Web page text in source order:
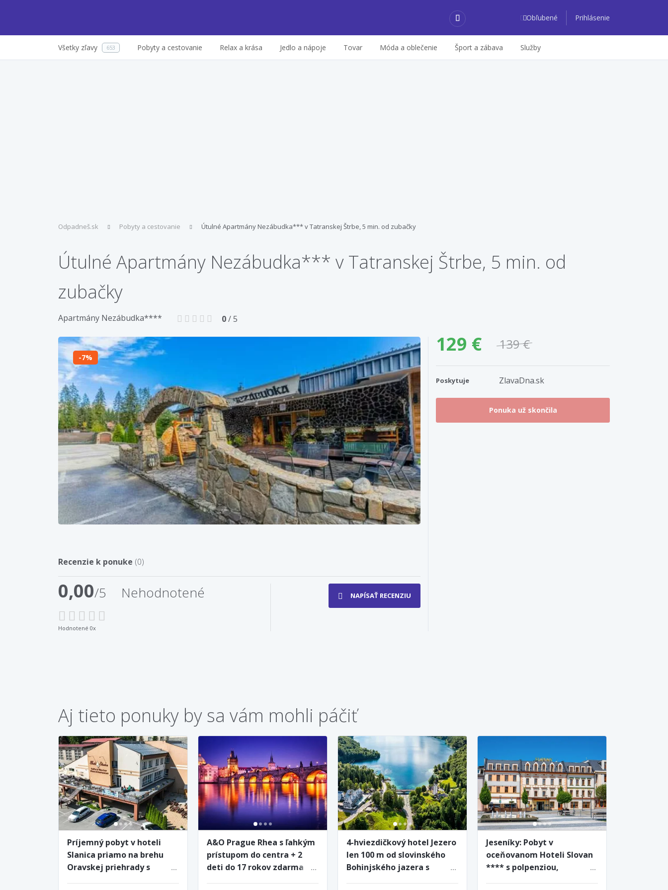
Obľubené Prihlásenie
Všetky zľavy 653 Pobyty a cestovanie Relax a krása Jedlo a nápoje Tovar Móda a oblečenie Šport a zábava Služby
Odpadneš.sk Pobyty a cestovanie Útulné Apartmány Nezábudka*** v Tatranskej Štrbe, 5 min. od zubačky
Útulné Apartmány Nezábudka*** v Tatranskej Štrbe, 5 min. od
zubačky
Apartmány Nezábudka**** 0/ 5
7
Recenzie k ponuke (0)
0,00/5 Nehodnotené
Hodnotené 0x
NAPÍSAŤ RECENZIU
129 € 139 €
Poskytuje ZlavaDna.sk
Aj tieto ponuky by sa vám mohli páčiť
Príjemný pobyt v hoteli
Slanica priamo na brehu
Oravskej priehrady s
A&O Prague Rhea s ľahkým
prístupom do centra + 2
deti do 17 rokov zdarma
4-hviezdičkový hotel Jezero
len 100 m od slovinského
Bohinjského jazera s
Jeseníky: Pobyt v
oceňovanom Hoteli Slovan
**** s polpenziou,